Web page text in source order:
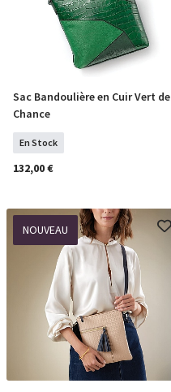
COMMANDER
Sac Bandoulière en Cuir Vert de
Chance
En Stock
132,00 €
NOUVEAU